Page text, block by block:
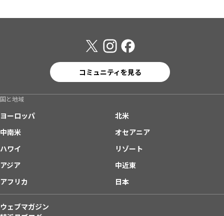
コミュニティを見る
国と地域
ヨーロッパ
北米
中南米
オセアニア
ハワイ
リゾート
アジア
中近東
アフリカ
日本
ウェブマガジン